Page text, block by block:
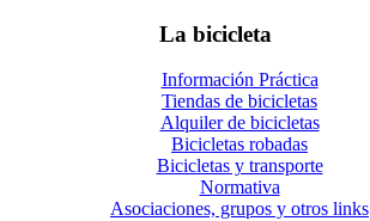
La bicicleta
Información Práctica
Tiendas de bicicletas
Alquiler de bicicletas
Bicicletas robadas
Bicicletas y transporte
Normativa
Asociaciones, grupos y otros links